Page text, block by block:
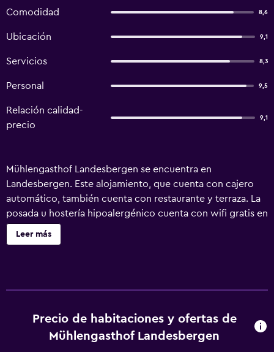
Comodidad 8,6
Ubicación 9,1
Servicios 8,3
Personal 9,5
Relación calidad-
precio
9,1
Mühlengasthof Landesbergen se encuentra en
Landesbergen. Este alojamiento, que cuenta con cajero
automático, también cuenta con restaurante y terraza. La
posada u hostería hipoalergénico cuenta con wifi gratis en
todo el alojamiento. En la posada u hostería, todas las
habitaciones cuentan con armario, TV de pantalla plana,
(Aeropuerto de Hannover) está a 46 km.
Leer más
Precio de habitaciones y ofertas de
Mühlengasthof Landesbergen